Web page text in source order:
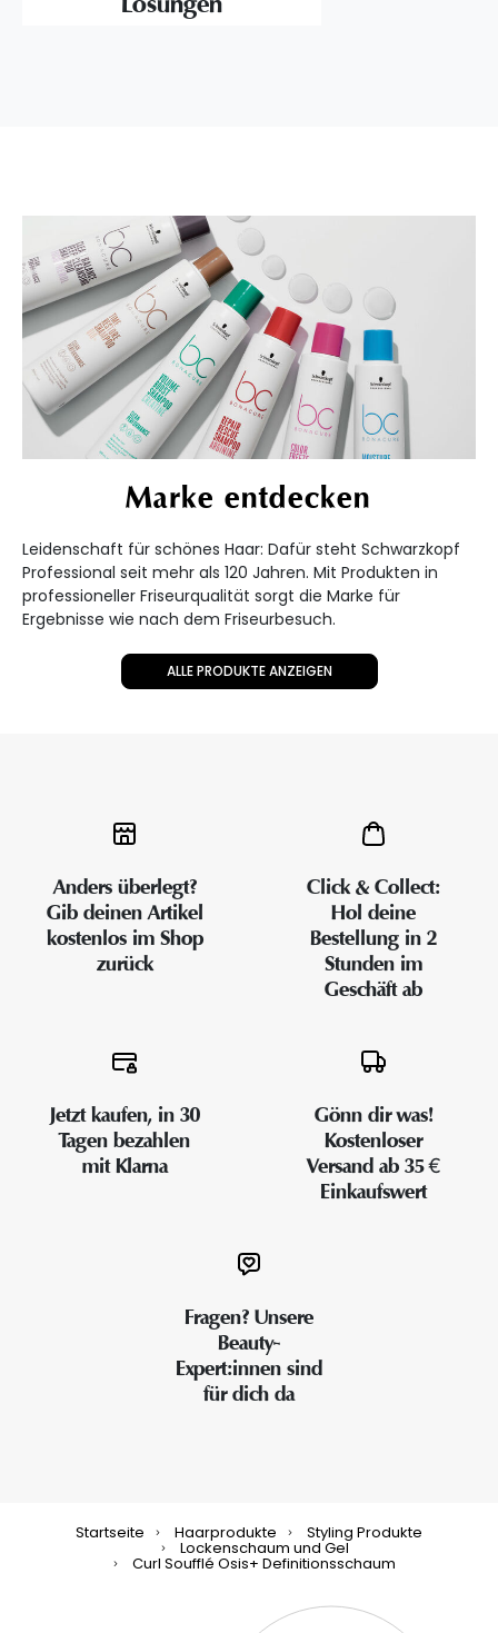
Marke entdecken
Leidenschaft für schönes Haar: Dafür steht Schwarzkopf
Professional seit mehr als 120 Jahren. Mit Produkten in
professioneller Friseurqualität sorgt die Marke für
Ergebnisse wie nach dem Friseurbesuch.
ALLE PRODUKTE ANZEIGEN
Anders überlegt?
Gib deinen Artikel
kostenlos im Shop
zurück
Click & Collect:
Hol deine
Bestellung in 2
Stunden im
Geschäft ab
Jetzt kaufen, in 30
Tagen bezahlen
mit Klarna
Gönn dir was!
Kostenloser
Versand ab 35 €
Einkaufswert
Fragen? Unsere
Beauty-
Expert:innen sind
für dich da
Startseite Haarprodukte Styling Produkte
Lockenschaum und Gel
Curl Soufflé Osis+ Definitionsschaum